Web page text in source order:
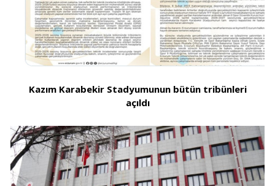
Kazım Karabekir Stadyumunun bütün tribünleri
açıldı